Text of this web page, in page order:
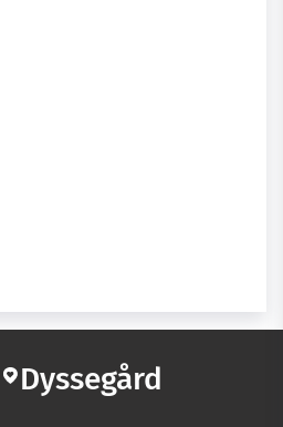
Dyssegård